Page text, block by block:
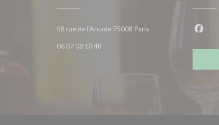
58 rue de l'Arcade 75008 Paris((abre en una nueva
06 07 08 10 48